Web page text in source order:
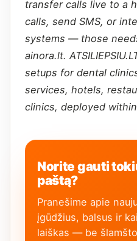
transfer calls live to a
calls, send SMS, or
systems — those
ainora.lt.
setups for dental
services, hotels,
clinics, deployed
Norite gauti
paštą?
Pranešime apie
įgūdžius, balsus ir
laiškas — be